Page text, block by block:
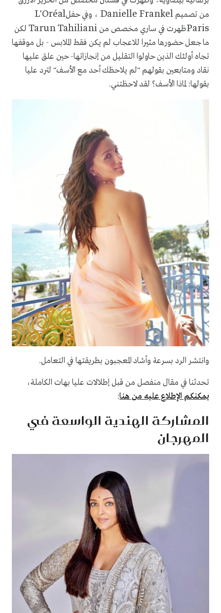
من تصميم Danielle Frankel ، وفي حفلL'Oréal
Parisظهرت في ساري مخصص منTarun Tahiliani لكن
ما جعل حضورها مثيرا للاعجاب لم يكن فقط الملابس - بل موقفها
تجاه أولئك الذين حاولوا التقليل من إنجازاتها- حين علق عليها
نقاد ومتابعين بقولهم "لم يلاحظك أحد مع الأسف" لترد عليا
بقولها: لماذا الأسف؟ لقد لاحظتني.
وانتشر الرد بسرعة وأشاد المعجبون بطريقتها في التعامل.
تحدثنا في مقال منفصل من قبل إطلالات عليا بهات الكاملة،
يمكنكم الإطلاع عليه من هنا:
المشاركة الهندية الواسعة في
المهرجان